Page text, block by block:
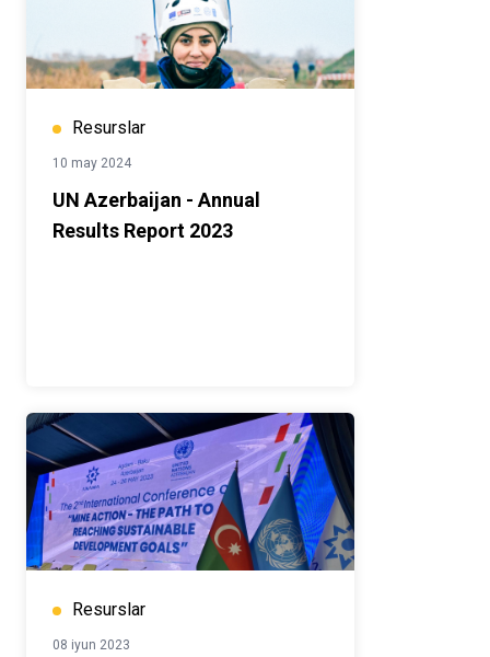
Resurslar
10 may 2024
UN Azerbaijan - Annual
Results Report 2023
Resurslar
08 iyun 2023